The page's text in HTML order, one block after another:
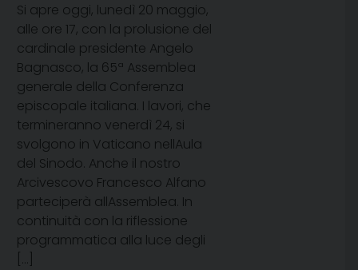
Si apre oggi, lunedì 20 maggio,
alle ore 17, con la prolusione del
cardinale presidente Angelo
Bagnasco, la 65ª Assemblea
generale della Conferenza
episcopale italiana. I lavori, che
termineranno venerdì 24, si
svolgono in Vaticano nellAula
del Sinodo. Anche il nostro
Arcivescovo Francesco Alfano
parteciperà allAssemblea. In
continuità con la riflessione
programmatica alla luce degli
[…]